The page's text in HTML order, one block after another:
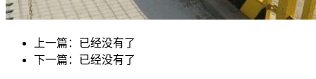
上一篇：已经没有了
下一篇：已经没有了